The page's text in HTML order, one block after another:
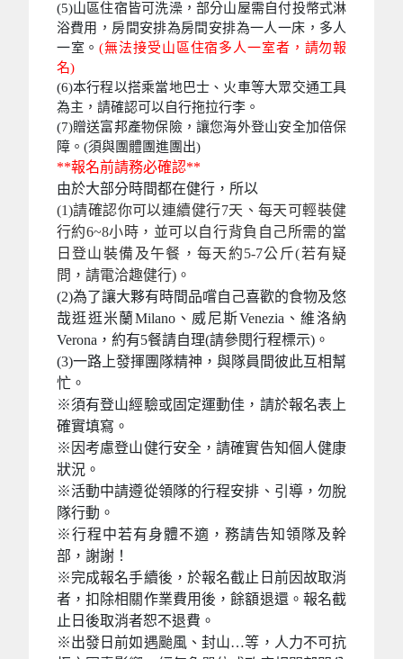
(5)山區住宿皆可洗澡，部分山屋需自付投幣式淋
浴費用，房間安排為房間安排為一人一床，多人
一室。(無法接受山區住宿多人一室者，請勿報
名)
(6)本行程以搭乘當地巴士、火車等大眾交通工具
為主，請確認可以自行拖拉行李。
(7)贈送富邦產物保險，讓您海外登山安全加倍保
障。(須與團體團進團出)
**報名前請務必確認**
由於大部分時間都在健行，所以
(1)請確認你可以連續健行7天、每天可輕裝健
行約6~8小時，並可以自行背負自己所需的當
日登山裝備及午餐，每天約5-7公斤(若有疑
問，請電洽趣健行)。
(2)為了讓大夥有時間品嚐自己喜歡的食物及悠
哉逛逛米蘭Milano、威尼斯Venezia、維洛納
Verona，約有5餐請自理(請參閱行程標示)。
(3)一路上發揮團隊精神，與隊員間彼此互相幫
忙。
※須有登山經驗或固定運動佳，請於報名表上
確實填寫。
※ 因考慮登山健行安全，請確實告知個人健康
狀況。
※活動中請遵從領隊的行程安排、引導，勿脫
隊行動。
※行程中若有身體不適，務請告知領隊及幹
部，謝謝！
※完成報名手續後，於報名截止日前因故取消
者，扣除相關作業費用後，餘額退還。報名截
止日後取消者恕不退費。
※出發日前如遇颱風、封山…等，人力不可抗